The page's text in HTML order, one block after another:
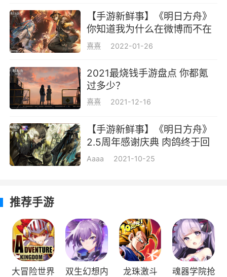
干员，他们将成为防御阵线不被击溃的保证。
术师
术师是负责攻击的重要单位，通常他们能熟
练控制起源矿石内的效能，以法术形式去精确攻
击范围的敌人。在对付携带特殊装置的敌人时会
有更加好的效果。但是一旦自己的位置暴露，处
狙击
狙击干员是最常见的作战人员，他们负责在
干员与术师一样相对较为脆弱，需要小心部署他
们。
辅助
辅助干员帮助范围内的作战人员强化他们的
【手游新鲜事】《明日方舟》
你知道我为什么在微博而不在
游戏里吗？
熹熹 2022-01-26
2021最烧钱手游盘点 你都氪
过多少？
熹熹 2021-12-16
【手游新鲜事】《明日方舟》
2.5周年感谢庆典 肉鸽终于回
归！
Aaaa 2021-10-25
推荐手游
大冒险世界
双生幻想内
龙珠激斗
魂器学院抢